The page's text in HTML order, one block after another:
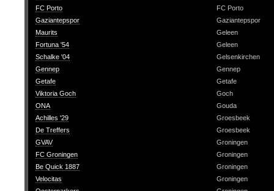
FC Porto
FC Porto
Gaziantepspor
Gaziantepspor
Maurits
Geleen
Fortuna '54
Geleen
Schalke '04
Gelsenkirchen
Gennep
Gennep
Getafe
Getafe
Viktoria Goch
Goch
ONA
Gouda
Achilles '29
Groesbeek
De Treffers
Groesbeek
GVAV
Groningen
FC Groningen
Groningen
Be Quick 1887
Groningen
Velocitas
Groningen